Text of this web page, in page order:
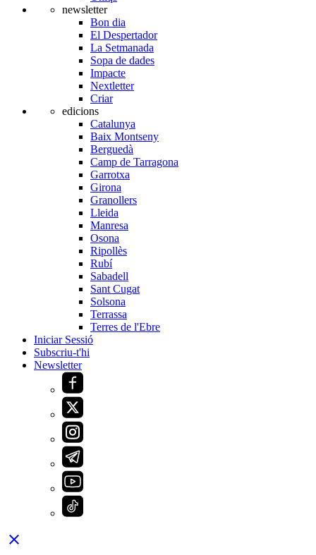
newsletter
Bon dia
El Despertador
La Setmanada
Sopa de dades
Impacte
Nextletter
Criar
edicions
Catalunya
Baix Montseny
Berguedà
Camp de Tarragona
Garrotxa
Girona
Granollers
Lleida
Manresa
Osona
Ripollès
Rubí
Sabadell
Sant Cugat
Solsona
Terrassa
Terres de l'Ebre
Iniciar Sessió
Subscriu-t'hi
Newsletter
close